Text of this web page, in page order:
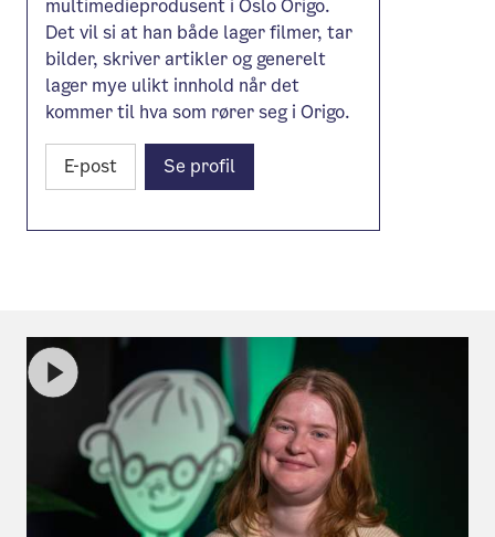
multimedieprodusent i Oslo Origo.
Det vil si at han både lager filmer, tar
bilder, skriver artikler og generelt
lager mye ulikt innhold når det
kommer til hva som rører seg i Origo.
E-post Se profil